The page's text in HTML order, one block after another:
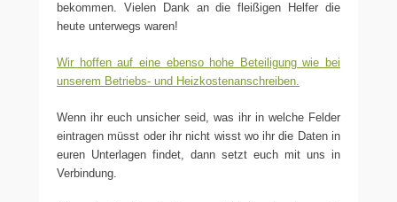
bekommen. Vielen Dank an die fleißigen Helfer die
heute unterwegs waren!
Wir hoffen auf eine ebenso hohe Beteiligung wie bei
unserem Betriebs- und Heizkostenanschreiben.
Wenn ihr euch unsicher seid, was ihr in welche Felder
eintragen müsst oder ihr nicht wisst wo ihr die Daten in
euren Unterlagen findet, dann setzt euch mit uns in
Verbindung.